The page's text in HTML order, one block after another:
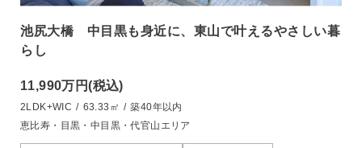
池尻大橋 中目黒も身近に、東山で叶えるやさしい暮
らし
11,990万円(税込)
2LDK+WIC / 63.33㎡ / 築40年以内
恵比寿・目黒・中目黒・代官山エリア